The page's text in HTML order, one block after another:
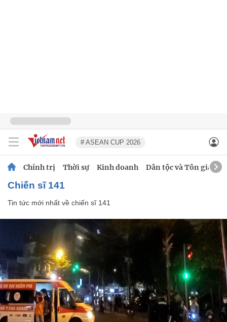
# ASEAN CUP 2026
Chính trị Thời sự Kinh doanh Dân tộc và Tôn giáo
chiến sĩ 141
Tin tức mới nhất về chiến sĩ 141